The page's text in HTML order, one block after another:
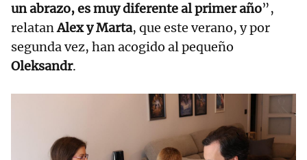
un abrazo, es muy diferente al primer año”,
relatanAlex y Marta, que este verano, y por
segunda vez, han acogido al pequeño
Oleksandr.